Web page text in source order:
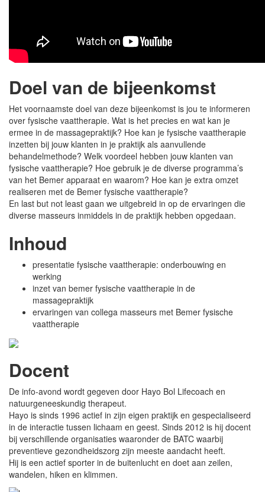
Doel van de bijeenkomst
Het voornaamste doel van deze bijeenkomst is jou te informeren
over fysische vaattherapie. Wat is het precies en wat kan je
ermee in de massagepraktijk? Hoe kan je fysische vaattherapie
inzetten bij jouw klanten in je praktijk als aanvullende
behandelmethode? Welk voordeel hebben jouw klanten van
fysische vaattherapie? Hoe gebruik je de diverse programma’s
van het Bemer apparaat en waarom? Hoe kan je extra omzet
realiseren met de Bemer fysische vaattherapie?
En last but not least gaan we uitgebreid in op de ervaringen die
diverse masseurs inmiddels in de praktijk hebben opgedaan.
Inhoud
presentatie fysische vaattherapie: onderbouwing en
werking
inzet van bemer fysische vaattherapie in de
massagepraktijk
ervaringen van collega masseurs met Bemer fysische
vaattherapie
Docent
De info-avond wordt gegeven door Hayo Bol Lifecoach en
natuurgeneeskundig therapeut.
Hayo is sinds 1996 actief in zijn eigen praktijk en gespecialiseerd
in de interactie tussen lichaam en geest. Sinds 2012 is hij docent
bij verschillende organisaties waaronder de BATC waarbij
preventieve gezondheidszorg zijn meeste aandacht heeft.
Hij is een actief sporter in de buitenlucht en doet aan zeilen,
wandelen, hiken en klimmen.